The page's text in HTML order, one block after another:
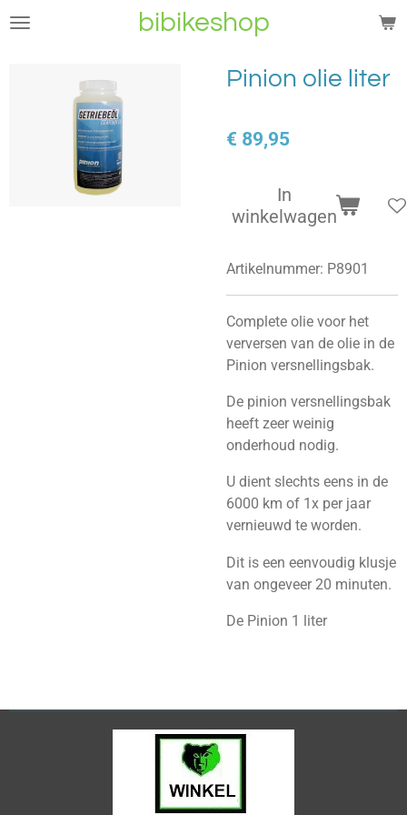
Ga
hoofdinhoud
bibikeshop
Pinion olie liter
€ 89,95
In
winkelwagen
Artikelnummer: P8901
Complete olie voor het
verversen van de olie in de
Pinion versnellingsbak.
De pinion versnellingsbak
heeft zeer weinig
onderhoud nodig.
U dient slechts eens in de
6000 km of 1x per jaar
vernieuwd te worden.
Dit is een eenvoudig klusje
van ongeveer 20 minuten.
De Pinion 1 liter